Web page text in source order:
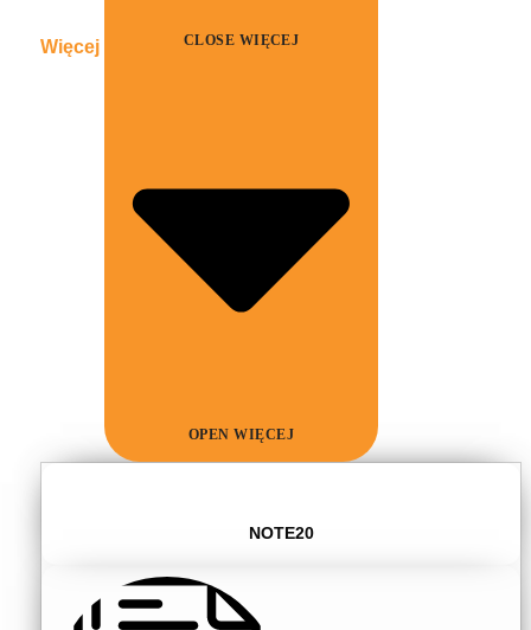
Więcej CLOSE WIĘCEJ
OPEN WIĘCEJ
NOTE20